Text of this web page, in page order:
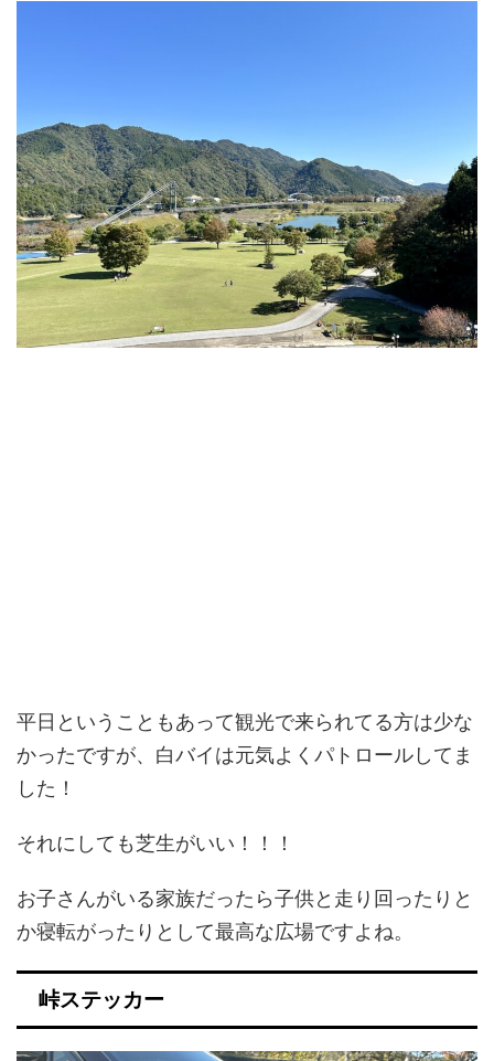
平日ということもあって観光で来られてる方は少な
かったですが、白バイは元気よくパトロールしてま
した！
それにしても芝生がいい！！！
お子さんがいる家族だったら子供と走り回ったりと
か寝転がったりとして最高な広場ですよね。
峠ステッカー